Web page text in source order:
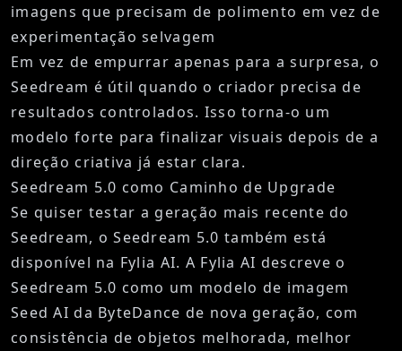
imagens que precisam de polimento em vez de
experimentação selvagem
Em vez de empurrar apenas para a surpresa, o
Seedream é útil quando o criador precisa de
resultados controlados. Isso torna-o um
modelo forte para finalizar visuais depois de a
direção criativa já estar clara.
Seedream 5.0 como Caminho de Upgrade
Se quiser testar a geração mais recente do
Seedream, oSeedream 5.0 também está
disponível na Fylia AI. A Fylia AI descreve o
Seedream 5.0 como um modelo de imagem
Seed AI da ByteDance de nova geração, com
consistência de objetos melhorada, melhor